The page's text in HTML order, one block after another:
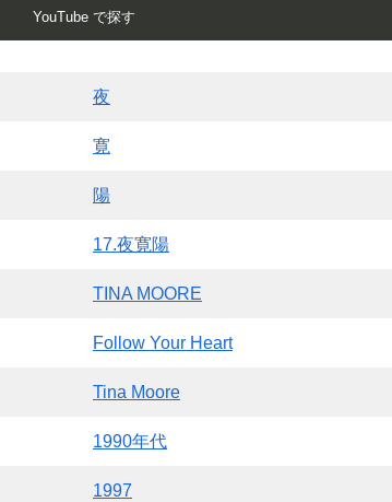
YouTube で探す
夜
寛
陽
17.夜寛陽
TINA MOORE
Follow Your Heart
Tina Moore
1990年代
1997